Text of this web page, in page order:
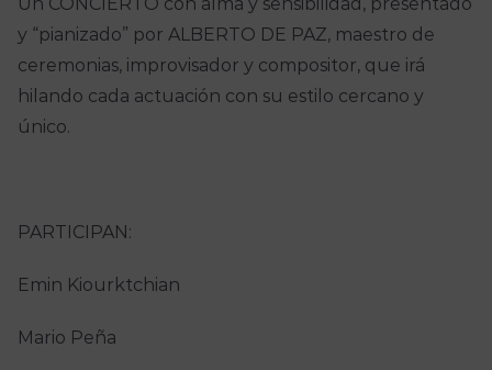
y “pianizado” por ALBERTO DE PAZ, maestro de
ceremonias, improvisador y compositor, que irá
hilando cada actuación con su estilo cercano y
único.
PARTICIPAN:
Emin Kiourktchian
Mario Peña